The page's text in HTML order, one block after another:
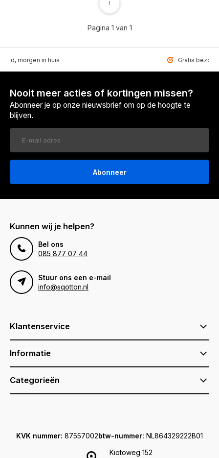
Pagina 1 van 1
1
morgen in huis Gratis
Nooit meer acties of kortingen missen?
Abonneer je op onze nieuwsbrief om op de hoogte te
blijven.
Abonneer
Kunnen wij je helpen?
Bel ons
085 877 07 44
Stuur ons een e-mail
info@sqotton.nl
Klantenservice
Informatie
Categorieën
Kiotoweg 152
KVK nummer: 87557002btw-nummer: NL864329222B01